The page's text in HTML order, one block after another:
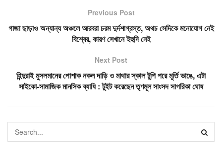
Previous Post
গাজা ছাড়াও অন্যান্য অঞ্চলে আরবরা চরম দুর্দশাগ্রস্ত, অথচ সেদিকে মনোযোগ নেই
বিশ্বের, কারণ সেখানে ইহুদি নেই
Next Post
হিন্দুরাই মুসলমানের পোশাক নকল দাড়ি ও মাথার স্কাল টুপি পরে মূর্তি ভাঙে, এটা
সাইকো-সামাজিক মানসিক ব্যাধি : টুইট করেছেন তৃণমূল সাংসদ সাগরিকা ঘোষ